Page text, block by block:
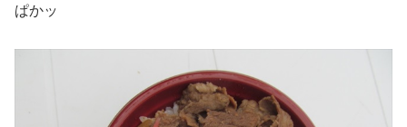
ぱかッ